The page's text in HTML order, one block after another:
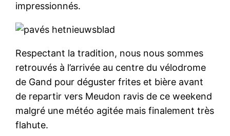
impressionnés.
Respectant la tradition, nous nous sommes
retrouvés à l’arrivée au centre du vélodrome
de Gand pour déguster frites et bière avant
de repartir vers Meudon ravis de ce weekend
malgré une météo agitée mais finalement très
flahute.